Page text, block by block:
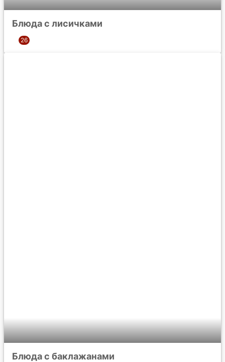
Блюда с лисичками
Блюда с баклажанами